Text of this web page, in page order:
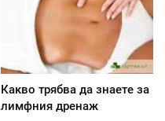
Какво трябва да знаете за
лимфния дренаж